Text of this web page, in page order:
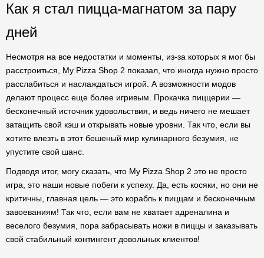
Как я стал пицца-магнатом за пару
дней
Несмотря на все недостатки и моменты, из-за которых я мог бы
расстроиться, My Pizza Shop 2 показал, что иногда нужно просто
расслабиться и наслаждаться игрой. А возможности модов
делают процесс еще более игривым. Прокачка пиццерии —
бесконечный источник удовольствия, и ведь ничего не мешает
затащить свой кэш и открывать новые уровни. Так что, если вы
хотите влезть в этот бешеный мир кулинарного безумия, не
упустите свой шанс.
Подводя итог, могу сказать, что My Pizza Shop 2 это не просто
игра, это наши новые побеги к успеху. Да, есть косяки, но они не
критичны, главная цель — это корабль к пиццам и бесконечным
завоеваниям! Так что, если вам не хватает адреналина и
веселого безумия, пора забрасывать ножи в пиццы и заказывать
свой стабильный контингент довольных клиентов!